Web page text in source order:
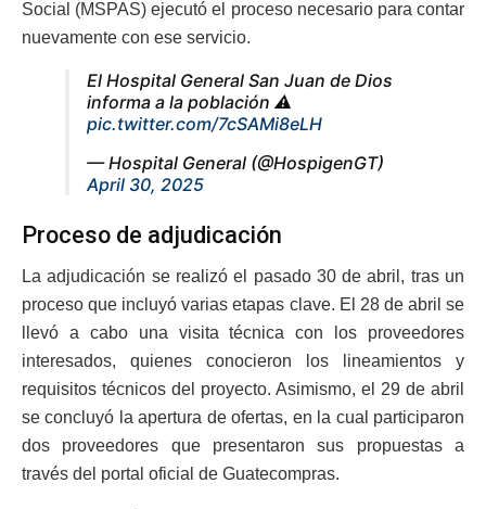
Social (MSPAS) ejecutó el proceso necesario para contar
nuevamente con ese servicio.
El Hospital General San Juan de Dios
informa a la población ⚠️
pic.twitter.com/7cSAMi8eLH
— Hospital General (@HospigenGT)
April 30, 2025
Proceso de adjudicación
La adjudicación se realizó el pasado 30 de abril, tras un
proceso que incluyó varias etapas clave. El 28 de abril se
llevó a cabo una visita técnica con los proveedores
interesados, quienes conocieron los lineamientos y
requisitos técnicos del proyecto. Asimismo, el 29 de abril
se concluyó la apertura de ofertas, en la cual participaron
dos proveedores que presentaron sus propuestas a
través del portal oficial de Guatecompras.